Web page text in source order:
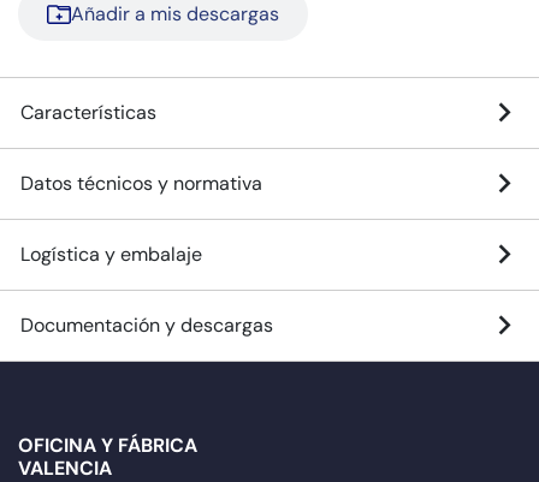
Añadir a mis descargas
Características
Datos técnicos y normativa
Logística y embalaje
Documentación y descargas
OFICINA Y FÁBRICA
VALENCIA